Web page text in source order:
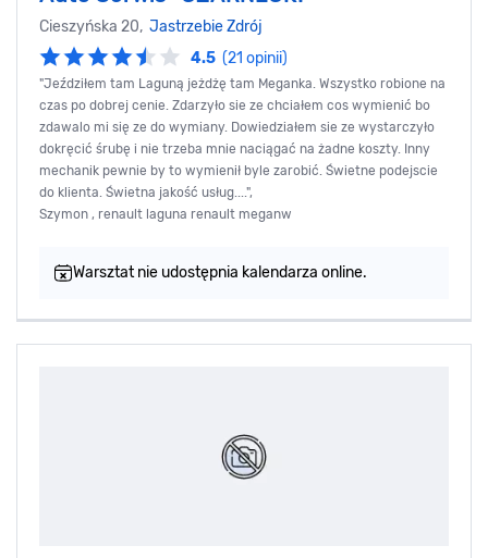
Cieszyńska 20, Jastrzebie Zdrój
4.5 (21 opinii)
"Jeździłem tam Laguną jeżdżę tam Meganka. Wszystko robione na
czas po dobrej cenie. Zdarzyło sie ze chciałem cos wymienić bo
zdawalo mi się ze do wymiany. Dowiedziałem sie ze wystarczyło
dokręcić śrubę i nie trzeba mnie naciągać na żadne koszty. Inny
mechanik pewnie by to wymienił byle zarobić. Świetne podejscie
do klienta. Świetna jakość usług....",
Szymon , renault laguna renault meganw
Warsztat nie udostępnia kalendarza online.